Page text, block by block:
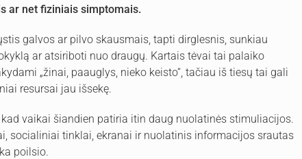
ar net fiziniais simptomais.
galvos ar pilvo skausmais, tapti dirglesnis, sunkiau
ar atsiriboti nuo draugų. Kartais tėvai tai palaiko
„žinai, paauglys, nieko keisto“, tačiau iš tiesų tai gali
resursai jau išsekę.
vaikai šiandien patiria itin daug nuolatinės stimuliacijos.
socialiniai tinklai, ekranai ir nuolatinis informacijos srautas
poilsio.